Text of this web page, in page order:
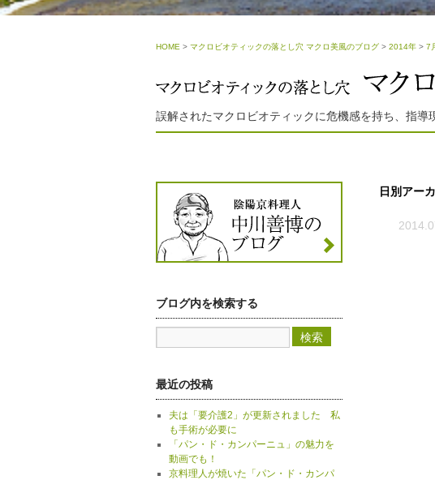
HOME > マクロビオティックの落とし穴 マクロ美風のブログ > 2014年 > 7
誤解されたマクロビオティックに危機感を持ち、指導
日別アー
ブログ内を検索する
最近の投稿
夫は「要介護2」が更新されました 私
も手術が必要に
「パン・ド・カンパーニュ」の魅力を
動画でも！
京料理人が焼いた「パン・ド・カンパ